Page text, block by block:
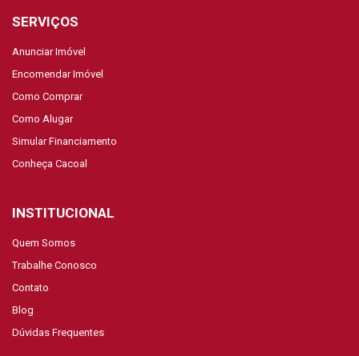
SERVIÇOS
Anunciar Imóvel
Encomendar Imóvel
Como Comprar
Como Alugar
Simular Financiamento
Conheça Cacoal
INSTITUCIONAL
Quem Somos
Trabalhe Conosco
Contato
Blog
Dúvidas Frequentes